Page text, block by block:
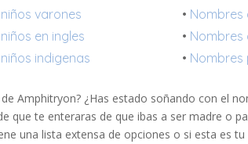
varones • Nombres
en ingles • Nombres
indigenas • Nombres
Amphitryon? ¿Has estado soñando con el
que te enteraras de que ibas a ser madre o
una lista extensa de opciones o si esta es